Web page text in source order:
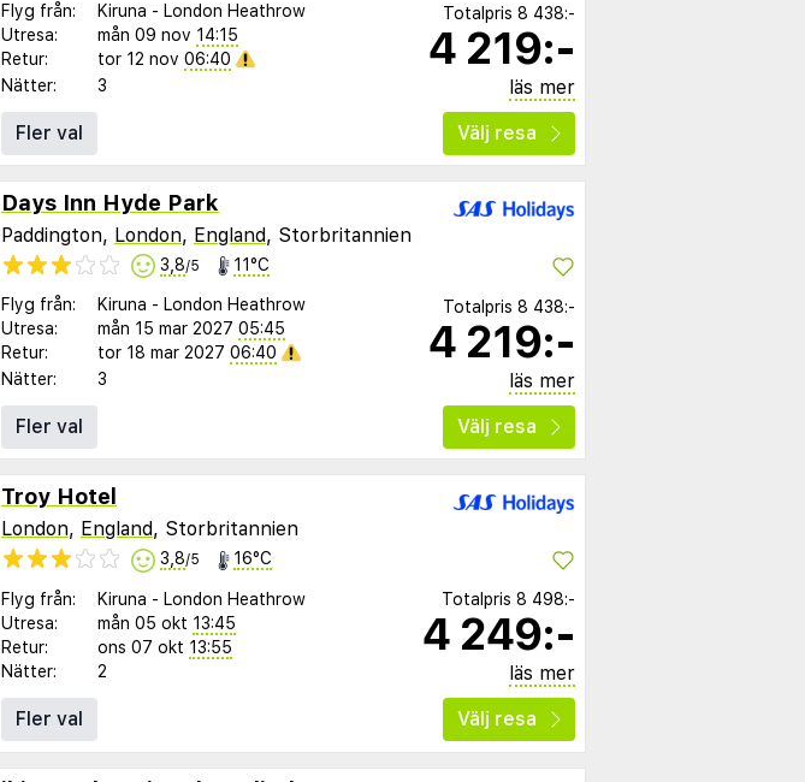
Flyg från: Kiruna - London Heathrow
Utresa:
mån 09 nov 14:15
Retur:
tor 12 nov 06:40
Nätter:
3
Totalpris 8 438:-
4 219:-
läs mer
Fler val
Välj resa
Days Inn Hyde Park
Paddington, London, England, Storbritannien
3,8/5 11°C
Flyg från: Kiruna - London Heathrow
Utresa:
mån 15 mar 2027 05:45
Retur:
tor 18 mar 2027 06:40
Nätter:
3
Totalpris 8 438:-
4 219:-
läs mer
Fler val
Välj resa
Troy Hotel
London, England, Storbritannien
3,8/5 16°C
Flyg från: Kiruna - London Heathrow
Utresa:
mån 05 okt 13:45
Retur:
ons 07 okt 13:55
Nätter:
2
Totalpris 8 498:-
4 249:-
läs mer
Fler val
Välj resa